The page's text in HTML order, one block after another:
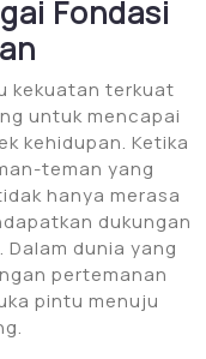
Fondasi
kekuatan terkuat
untuk mencapai
kehidupan. Ketika
teman yang
hanya merasa
dukungan
dunia yang
pertemanan
pintu menuju